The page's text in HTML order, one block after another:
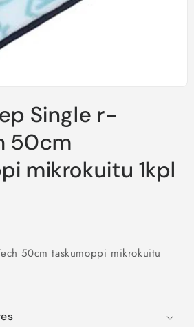
Single r-
50cm
mikrokuitu 1kpl
50cm taskumoppi mikrokuitu